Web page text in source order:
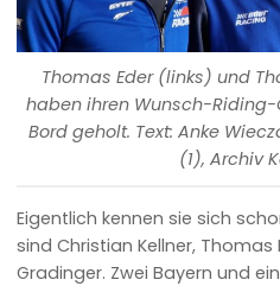
Thomas Eder (links) und
haben ihren Wunsch-
Bord geholt. Text: Anke
(1), Archiv
Eigentlich kennen sie sich
sind Christian Kellner,
Gradinger. Zwei Bayern und